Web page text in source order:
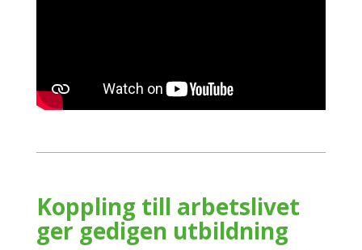
Koppling till arbetslivet
ger gedigen utbildning